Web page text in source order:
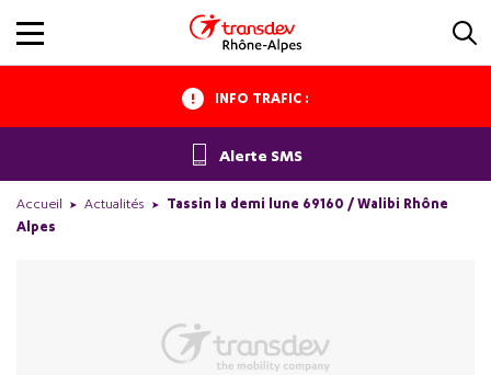
INFO TRAFIC :
Alerte SMS
Accueil Actualités
Tassin la demi lune 69160 / Walibi Rhône
Alpes